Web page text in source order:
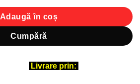
Adaugă în coș
Cumpără
Livrare prin: